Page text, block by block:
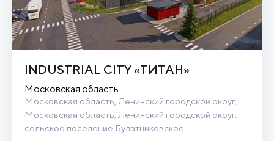
INDUSTRIAL CITY «ТИТАН»
Московская область
Московская область, Ленинский городской округ,
Московская область, Ленинский городской округ,
сельское поселение Булатниковское